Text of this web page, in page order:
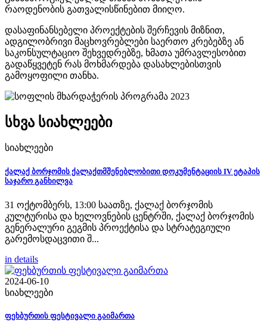
რაოდენობის გათვალისწინებით მიიღო.
დასაფინანსებელი პროექტების შერჩევის მიზნით,
ადგილობრივი მაცხოვრებლები საერთო კრებებზე ან
საკონსულტაციო შეხვედრებზე, ხმათა უმრავლესობით
გადაწყვეტენ რას მოხმარდება დასახლებისთვის
გამოყოფილი თანხა.
სხვა სიახლეები
სიახლეები
ქალაქ ბორჯომის ქალაქთმშენებლობითი დოკუმენტაციის IV ეტაპის
საჯარო განხილვა
31 ოქტომბერს, 13:00 საათზე, ქალაქ ბორჯომის
კულტურისა და ხელოვნების ცენტრში, ქალაქ ბორჯომის
გენერალური გეგმის პროექტისა და სტრატეგიული
გარემოსდაცვითი შ...
in details
2024-06-10
სიახლეები
ფეხბურთის ფესტივალი გაიმართა